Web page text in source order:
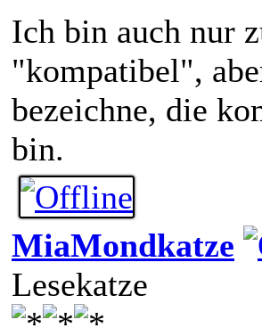
Ich bin auch nur
"kompatibel",
bezeichne, die
bin.
MiaMondkatze
Lesekatze